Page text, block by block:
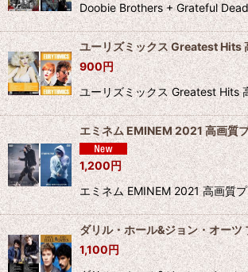
Doobie Brothers + Grateful
ユーリズミックス Greatest Hits
900円
ユーリズミックス Greatest Hits
エミネム EMINEM 2021 高画質
1,200円
エミネム EMINEM 2021 高画質
ダリル・ホール&ジョン・オー
1,100円